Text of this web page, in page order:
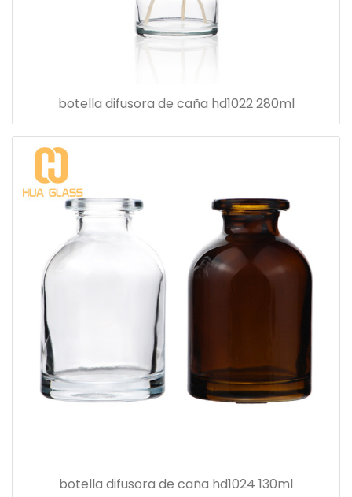
botella difusora de caña hd1022 280ml
botella difusora de caña hd1024 130ml